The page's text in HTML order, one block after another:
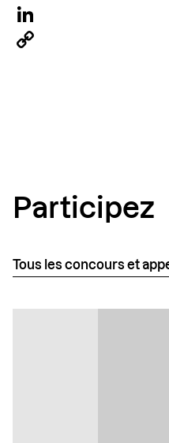
Facebook
LinkedIn
Participez
Tous les concours et